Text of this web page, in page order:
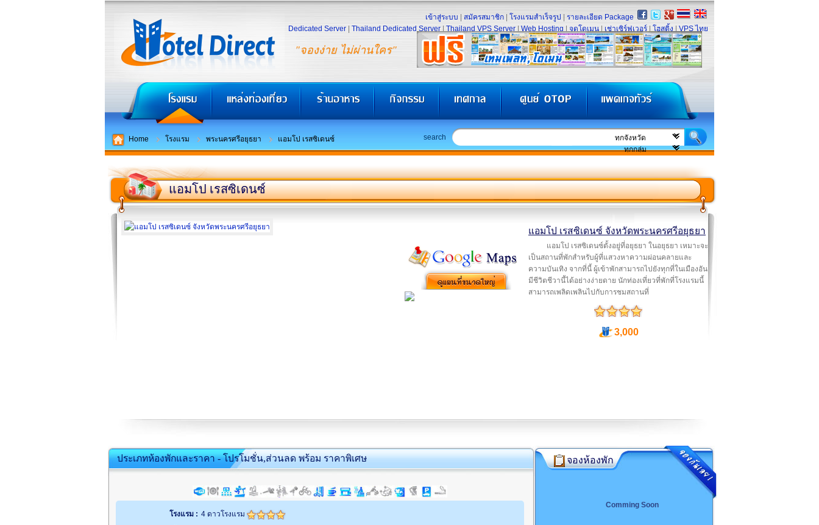
"จองง่าย ไม่ผ่านใคร"
เข้าสู่ระบบ สมัครสมาชิก โรงแรมสำเร็จรูป
รายละเอียด Package
Dedicated Server
Thailand Dedicated Server Thailand VPS Server Web Hosting จดโดเมน เช่าเซิร์ฟเวอร์ โฮสติ้ง VPS ไทย
Home โรงแรม พระนครศรีอยุธยา แอมโป เรสซิเดนซ์ search
แอมโป เรสซิเดนซ์
แอมโป เรสซิเดนซ์ จังหวัดพระนครศรีอยุธยา
แอมโป เรสซิเดนซ์ตั้งอยู่ที่อยุธยา ในอยุธยา เหมาะจะ
เป็นสถานที่พักสำหรับผู้ที่แสวงหาความผ่อนคลายและ
ความบันเทิง จากที่นี้ ผู้เข้าพักสามารถไปยังทุกที่ในเมืองอัน
มีชีวิตชีวานี้ได้อย่างง่ายดาย นักท่องเที่ยวที่พักที่โรงแรมนี้
สามารถเพลิดเพลินไปกับการชมสถานที่
3,000
ประเภทห้องพักและราคา - โปรโมชั่น,ส่วนลด พร้อม ราคาพิเศษ
โรงแรม : 4 ดาวโรงแรม
จองห้องพัก
Comming Soon